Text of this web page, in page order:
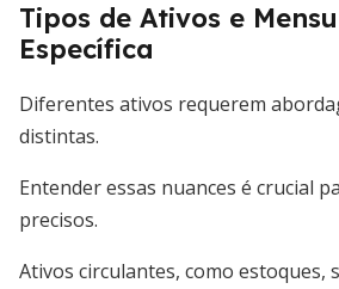
Tipos de Ativos e
Específica
Diferentes ativos requerem
distintas.
Entender essas nuances é crucial
precisos.
Ativos circulantes, como estoques,